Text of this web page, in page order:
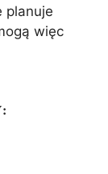
planuje
więc